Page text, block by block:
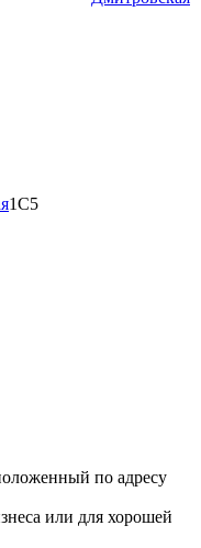
1С5
по адресу
или для хорошей